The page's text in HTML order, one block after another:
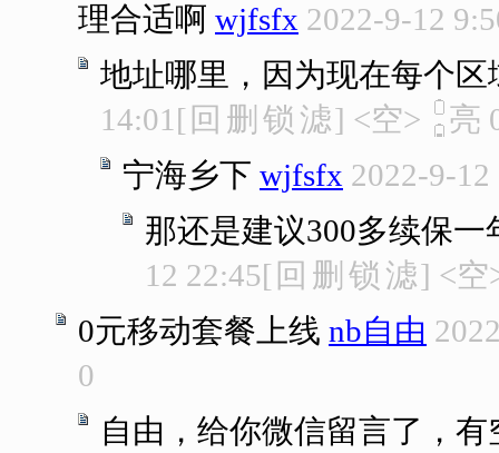
理合适啊 wjfsfx 2022-9-12
地址哪里，因为现在每个
14:01 [ 回 删 锁 滤] <空> 亮
宁海乡下 wjfsfx 2022-9-12
那还是建议300多续保
12 22:45[ 回 删 锁 滤] <
0元移动套餐上线 nb自由
0
自由，给你微信留言了，有